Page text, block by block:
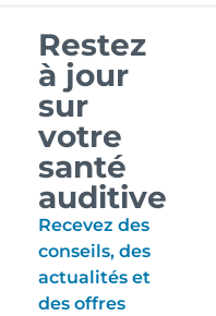
Restez
à jour
sur
votre
santé
auditive
Recevez des
conseils, des
actualités et
des offres